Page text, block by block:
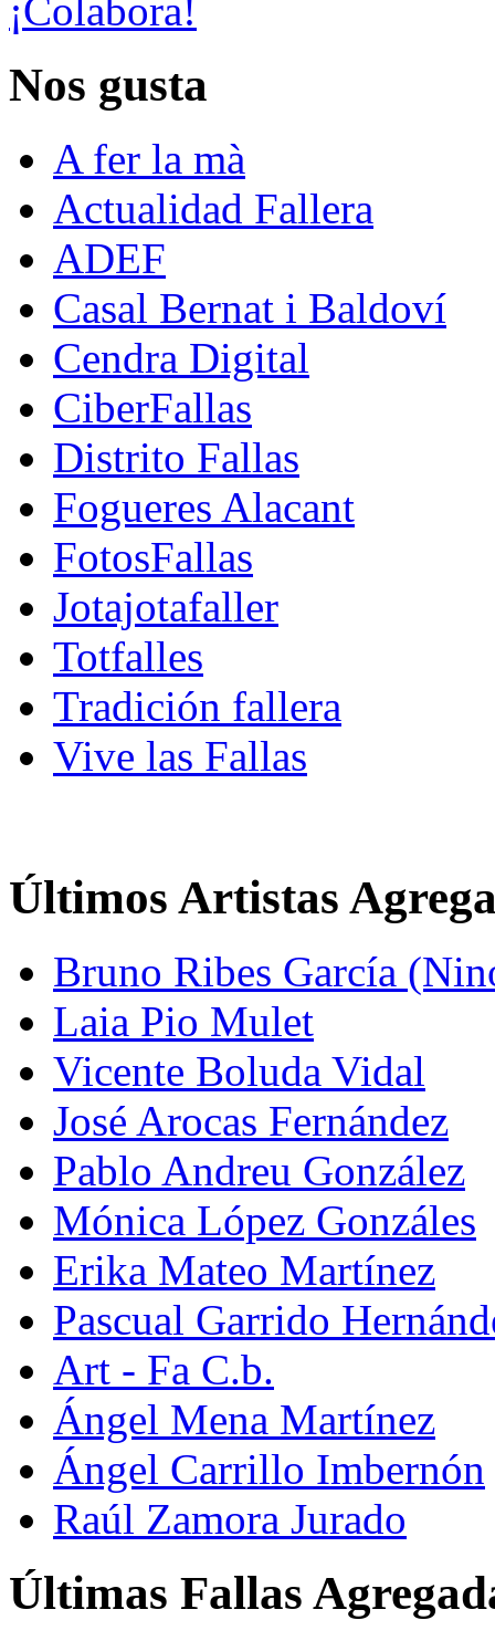
¡Colabora!
Nos gusta
A fer la mà
Actualidad Fallera
ADEF
Casal Bernat i Baldoví
Cendra Digital
CiberFallas
Distrito Fallas
Fogueres Alacant
FotosFallas
Jotajotafaller
Totfalles
Tradición fallera
Vive las Fallas
Últimos Artistas
Bruno Ribes García
Laia Pio Mulet
Vicente Boluda Vidal
José Arocas Fernández
Pablo Andreu González
Mónica López Gonzáles
Erika Mateo Martínez
Pascual Garrido
Art - Fa C.b.
Ángel Mena Martínez
Ángel Carrillo Imbernón
Raúl Zamora Jurado
Últimas Fallas